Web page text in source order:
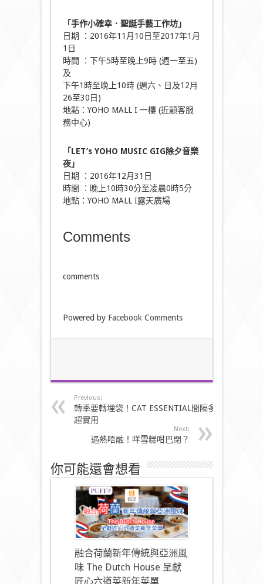
「手作小確幸．聖誕手藝工作坊」
日期 ：2016年11月10日至2017年1月
1日
時間 ︰下午5時至晚上9時 (週一至五)
及
下午1時至晚上10時 (週六、日及12月
26至30日)
地點：YOHO MALL I 一樓 (近顧客服
務中心)
「LET’s YOHO MUSIC GIG除夕音樂
夜」
日期 ：2016年12月31日
時間 ︰晚上10時30分至凌晨0時5分
地點：YOHO MALL I露天廣場
Comments
comments
Powered by Facebook Comments
Previous:
轉季要轉埋袋！CAT ESSENTIAL間隔多
超實用
Next:
遇熱唔融！咩雪糕咁巴閉？
你可能還會想看
融合荷蘭新年傳統與亞洲風
味 The Dutch House 呈獻
匠心六道菜新年菜單